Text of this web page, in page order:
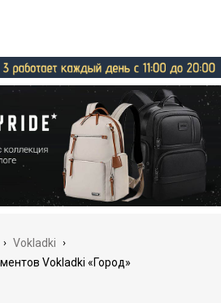
› Vokladki ›
Vokladki «Город»